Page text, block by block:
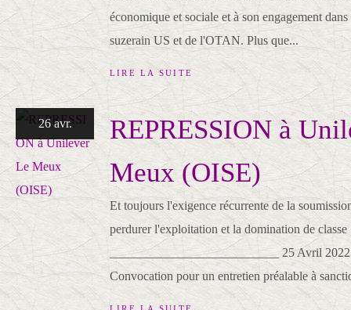
économique et sociale et à son engagement
suzerain US et de l'OTAN. Plus que...
LIRE LA SUITE
26 avr.
REPRESSION à
Meux (OISE)
Et toujours l'exigence récurrente de la
perdurer l'exploitation et la domination de classe
___________________________ 25 Avril
Convocation pour un entretien préalable à